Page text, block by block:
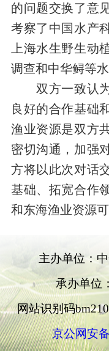
的问题交换了意
考察了中国水产
上海水生野生动
调查和中华鲟等
双方一致认为
良好的合作基础
渔业资源是双方
密切沟通，加强
方将以此次对话
基础、拓宽合作
和东海渔业资源可
主办单位：
承办单位
网站识别码
京公网安